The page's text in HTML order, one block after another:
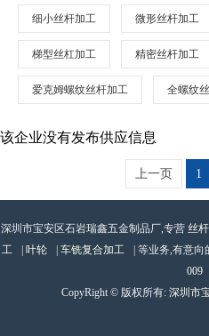
细小丝杆加工 微形丝杆加工
梯型丝杠加工 精密丝杆加工
爱克姆螺纹丝杆加工 全螺纹
该企业没有发布供应信息
上一页 1
深圳市宝安区石岩瑞鑫五金制品厂,专营 丝
工
叶轮 车铣复合加工 | 等业务,有意
009
CopyRight © 版权所有: 深圳市